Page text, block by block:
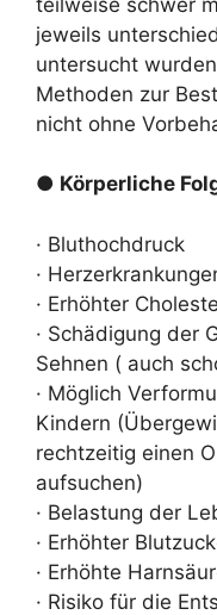
jeweils
untersucht
Methoden zur
nicht ohne
● Körperliche
· Bluthochdruck
·
· Erhöhter
· Schädigung der
Sehnen ( auch
· Möglich
Kindern
rechtzeitig einen
aufsuchen)
· Belastung der
· Erhöhter
· Erhöhte
· Risiko für die